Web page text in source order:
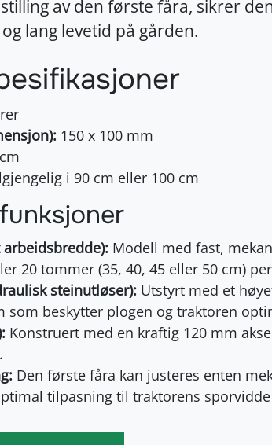
av den første fåra, sikrer
lang levetid på gården.
150 x 100 mm
i 90 cm eller 100 cm
arbeidsbredde): Modell med fast,
20 tommer (35, 40, 45 eller 50 cm)
steinutløser): Utstyrt med et
som beskytter plogen og traktoren
Konstruert med en kraftig 120 mm
Den første fåra kan justeres enten
tilpasning til traktorens